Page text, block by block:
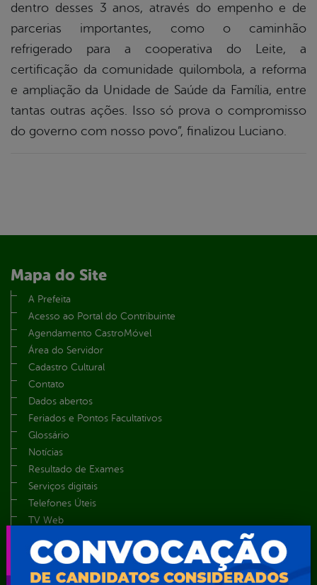
dentro desses 3 anos, através do empenho e de
parcerias importantes, como o caminhão
refrigerado para a cooperativa do Leite, a
certificação da comunidade quilombola, a reforma
e ampliação da Unidade de Saúde da Família, entre
tantas outras ações. Isso só prova o compromisso
do governo com nosso povo”, finalizou Luciano.
Mapa do Site
A Prefeita
Acesso ao Portal do Contribuinte
Agendamento CastroMóvel
Área do Servidor
Cadastro Cultural
Contato
Dados abertos
Feriados e Pontos Facultativos
Glossário
Notícias
Resultado de Exames
Serviços digitais
Telefones Úteis
TV Web
Vice-Prefeito
Secretarias
Agência Municipal de Meio Ambiente – AMMA